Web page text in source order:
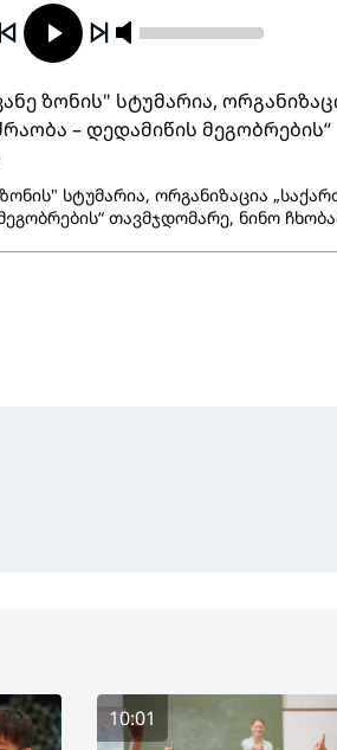
ზონის" სტუმარია,
– დედამიწის მეგობრების“
სტუმარია, ორგანიზაცია
თავმჯდომარე, ნინო
10:01